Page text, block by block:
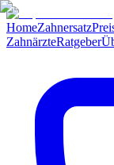
HomeZahnersatz
ZahnärzteRatgeber